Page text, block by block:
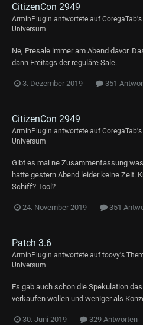
CitizenCon 2949
ArminPlugin antwortete aufCoregaTab
Universum
Ne, Presale immer am Abend davor.
dann Freitags der reguläre Sale.
3. Dezember 2019 351
CitizenCon 2949
ArminPlugin antwortete aufCoregaTab
Universum
Gibt es mal ne Zusammenfassung
hatte gestern Abend leider keine Zeit.
Schiff? Tool?
24. November 2019 351
Patch 3.6
ArminPlugin antwortete auftoovy's
Universum
Es gab auch schon die Spekulation
verkaufen wollen und weniger als
30. Juni 2019 329 Antworten